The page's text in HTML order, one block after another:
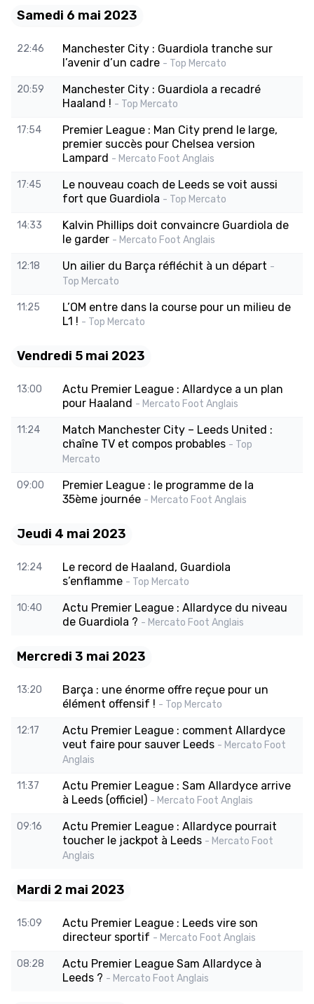
Samedi 6 mai 2023
22:46
Manchester City : Guardiola tranche sur
l’avenir d’un cadre - Top Mercato
20:59
Manchester City : Guardiola a recadré
Haaland ! - Top Mercato
17:54
Premier League : Man City prend le large,
premier succès pour Chelsea version
Lampard - Mercato Foot Anglais
17:45
Le nouveau coach de Leeds se voit aussi
fort que Guardiola - Top Mercato
14:33
Kalvin Phillips doit convaincre Guardiola de
le garder - Mercato Foot Anglais
12:18 Un ailier du Barça réfléchit à un départ -
Top Mercato
11:25
L’OM entre dans la course pour un milieu de
L1 ! - Top Mercato
Vendredi 5 mai 2023
13:00
Actu Premier League : Allardyce a un plan
pour Haaland - Mercato Foot Anglais
11:24
Match Manchester City – Leeds United :
chaîne TV et compos probables - Top
Mercato
09:00
Premier League : le programme de la
35ème journée - Mercato Foot Anglais
Jeudi 4 mai 2023
12:24
Le record de Haaland, Guardiola
s’enflamme - Top Mercato
10:40
Actu Premier League : Allardyce du niveau
de Guardiola ? - Mercato Foot Anglais
Mercredi 3 mai 2023
13:20
Barça : une énorme offre reçue pour un
élément offensif ! - Top Mercato
12:17
Actu Premier League : comment Allardyce
veut faire pour sauver Leeds - Mercato Foot
Anglais
11:37
Actu Premier League : Sam Allardyce arrive
à Leeds (officiel) - Mercato Foot Anglais
09:16
Actu Premier League : Allardyce pourrait
toucher le jackpot à Leeds - Mercato Foot
Anglais
Mardi 2 mai 2023
15:09
Actu Premier League : Leeds vire son
directeur sportif - Mercato Foot Anglais
08:28
Actu Premier League Sam Allardyce à
Leeds ? - Mercato Foot Anglais